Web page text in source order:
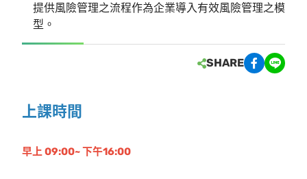
提供風險管理之流程作為企業導入有效風險管理之模
型。
SHARE
上課時間
早上 09:00~ 下午16:00